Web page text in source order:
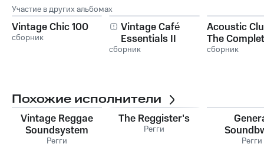
Участие в других альбомах
Vintage Chic 100
сборник
Vintage Café
Essentials II
сборник
Acoustic
The
Sessions
сборник
Похожие исполнители
Vintage Reggae
Soundsystem
Регги
The Reggister's
Регги
Регги